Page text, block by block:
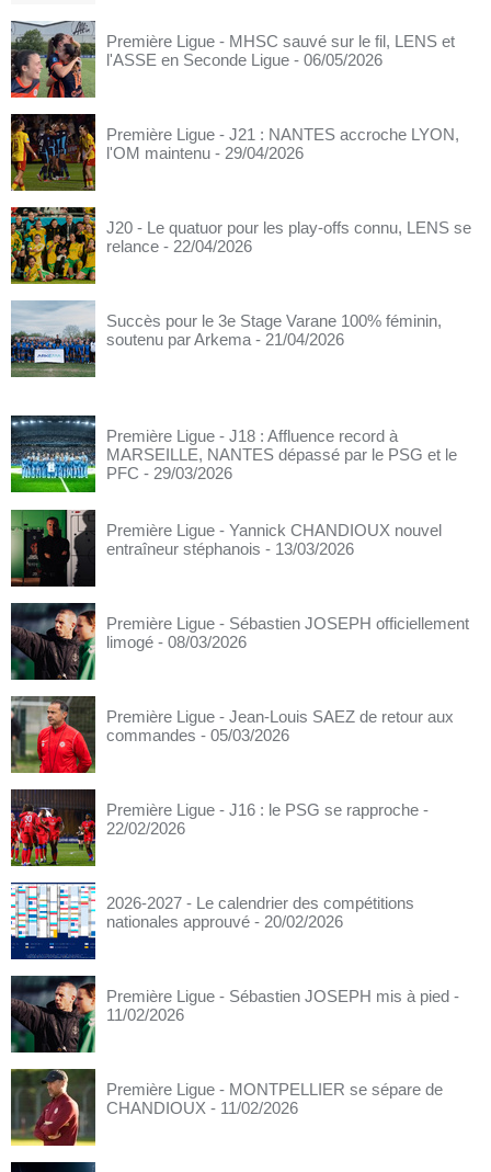
Première Ligue - MHSC sauvé sur le fil, LENS et
l'ASSE en Seconde Ligue - 06/05/2026
Première Ligue - J21 : NANTES accroche LYON,
l'OM maintenu - 29/04/2026
J20 - Le quatuor pour les play-offs connu, LENS se
relance - 22/04/2026
Succès pour le 3e Stage Varane 100% féminin,
soutenu par Arkema - 21/04/2026
Première Ligue - J18 : Affluence record à
MARSEILLE, NANTES dépassé par le PSG et le
PFC - 29/03/2026
Première Ligue - Yannick CHANDIOUX nouvel
entraîneur stéphanois - 13/03/2026
Première Ligue - Sébastien JOSEPH officiellement
limogé - 08/03/2026
Première Ligue - Jean-Louis SAEZ de retour aux
commandes - 05/03/2026
Première Ligue - J16 : le PSG se rapproche -
22/02/2026
2026-2027 - Le calendrier des compétitions
nationales approuvé - 20/02/2026
Première Ligue - Sébastien JOSEPH mis à pied -
11/02/2026
Première Ligue - MONTPELLIER se sépare de
CHANDIOUX - 11/02/2026